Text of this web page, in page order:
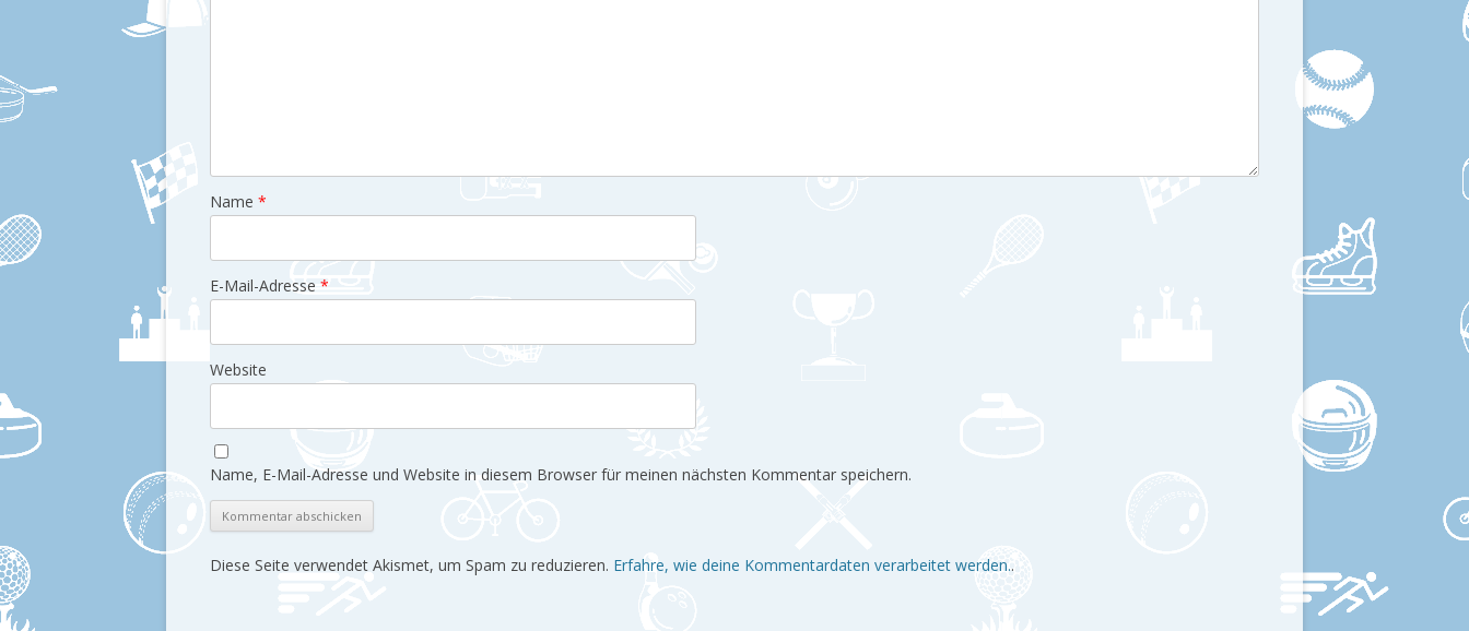
Name *
E-Mail-Adresse *
Website
Name, E-Mail-Adresse und Website in diesem Browser für meinen nächsten Kommentar speichern.
Diese Seite verwendet Akismet, um Spam zu reduzieren. Erfahre, wie deine Kommentardaten verarbeitet werden..